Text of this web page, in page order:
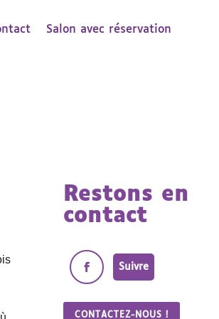
Salon avec réservation
Restons en
contact
Suivre
CONTACTEZ-NOUS !